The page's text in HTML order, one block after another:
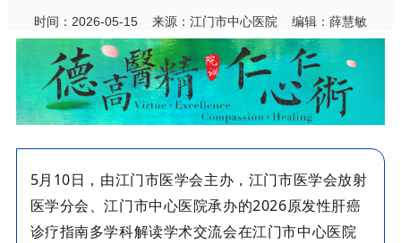
时间：2026-05-15 来源：江门市中心医院 编辑：薛慧敏
5月10日 ，由江门市医学会主办，江门市医学会放射
医学分会、江门市中心医院承办的2026原发性肝癌
诊疗指南多学科解读学术交流会在江门市中心医院